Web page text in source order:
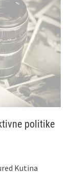
politike
Kutina